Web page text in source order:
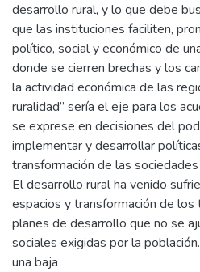
desarrollo rural, y lo que debe
que las instituciones faciliten,
político, social y económico de
donde se cierren brechas y los
la actividad económica de las
ruralidad” sería el eje para los
se exprese en decisiones del
implementar y desarrollar
transformación de las
El desarrollo rural ha venido
espacios y transformación de
planes de desarrollo que no se
sociales exigidas por la
una baja